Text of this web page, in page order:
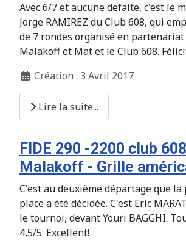
Avec 6/7 et aucune defaite, c'est le
Jorge RAMIREZ du Club 608, qui
de 7 rondes organisé en
Malakoff et Mat et le Club 608.
Création : 3 Avril 2017
Lire la suite...
FIDE 290 -2200 club
Malakoff - Grille
C'est au deuxième départage que
place a été décidée. C'est Eric
le tournoi, devant Youri BAGGHI.
4,5/5. Excellent!